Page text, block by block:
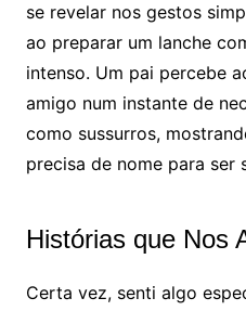
se revelar nos gestos
ao preparar um lanche
intenso. Um pai percebe
amigo num instante de
como sussurros,
precisa de nome para ser
Histórias que Nos
Certa vez, senti algo